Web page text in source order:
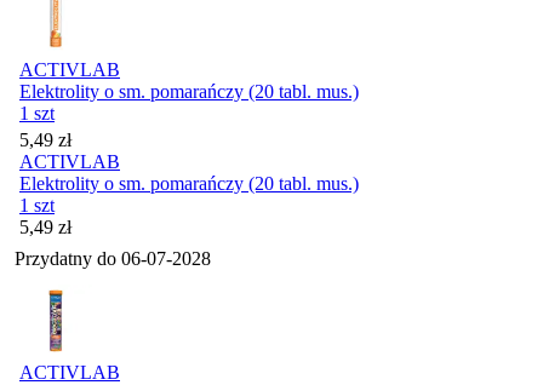
ACTIVLAB
Elektrolity o sm. pomarańczy (20 tabl. mus.)
1 szt
Cena
5,49 zł
ACTIVLAB
Elektrolity o sm. pomarańczy (20 tabl. mus.)
1 szt
Cena
5,49 zł
Przydatny do 06-07-2028
ACTIVLAB